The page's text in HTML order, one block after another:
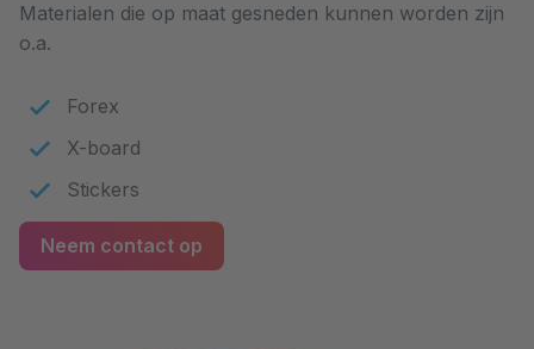
Materialen die op maat gesneden kunnen worden zijn
o.a.
Forex
X-board
Stickers
Neem contact op